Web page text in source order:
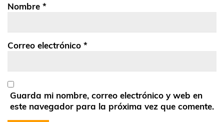
Nombre *
Correo electrónico *
Guarda mi nombre, correo electrónico y web en
este navegador para la próxima vez que comente.